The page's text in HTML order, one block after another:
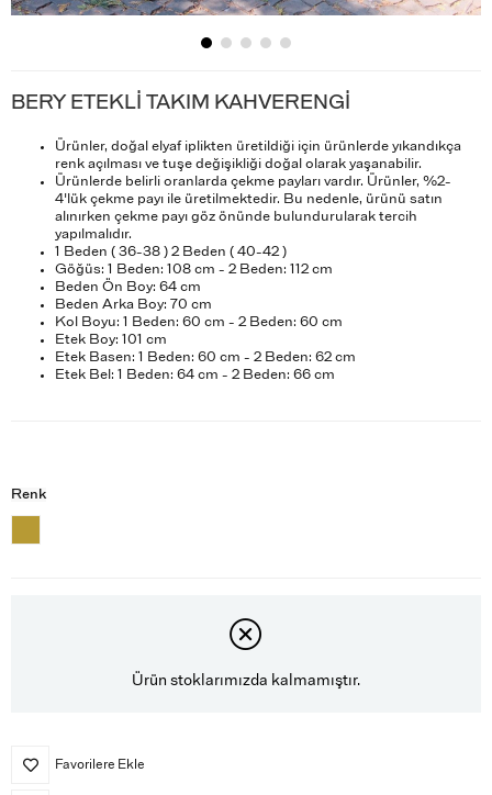
BERY ETEKLİ TAKIM KAHVERENGİ
Ürünler, doğal elyaf iplikten üretildiği için ürünlerde yıkandıkça
renk açılması ve tuşe değişikliği doğal olarak yaşanabilir.
Ürünlerde belirli oranlarda çekme payları vardır. Ürünler, %2-
4'lük çekme payı ile üretilmektedir. Bu nedenle, ürünü satın
alınırken çekme payı göz önünde bulundurularak tercih
yapılmalıdır.
1 Beden ( 36-38 ) 2 Beden ( 40-42 )
Göğüs: 1 Beden: 108 cm - 2 Beden: 112 cm
Beden Ön Boy: 64 cm
Beden Arka Boy: 70 cm
Kol Boyu: 1 Beden: 60 cm - 2 Beden: 60 cm
Etek Boy: 101 cm
Etek Basen: 1 Beden: 60 cm - 2 Beden: 62 cm
Etek Bel: 1 Beden: 64 cm - 2 Beden: 66 cm
Renk
Ürün stoklarımızda kalmamıştır.
Favorilere Ekle